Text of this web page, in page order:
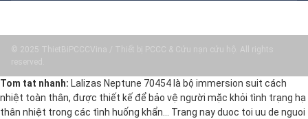
© 2025 ThietBiPCCCVina / Thiết bị PCCC & Cứu nạn cứu hộ. All rights
reserved.
Tom tat nhanh: Lalizas Neptune 70454 là bộ immersion suit cách
nhiệt toàn thân, được thiết kế để bảo vệ người mặc khỏi tình trạng hạ
thân nhiệt trong các tình huống khẩn… Trang nay duoc toi uu de nguoi